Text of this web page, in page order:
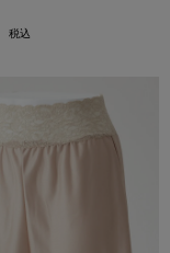
税込